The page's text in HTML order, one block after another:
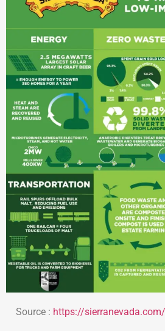
Source : https://